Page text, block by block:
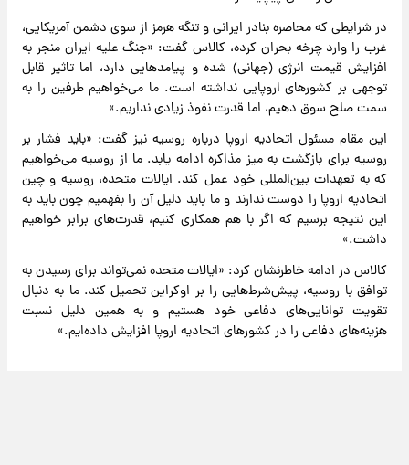
در شرایطی که محاصره بنادر ایرانی و تنگه هرمز از سوی دشمن آمریکایی،
غرب را وارد چرخه بحران کرده، کالاس گفت: «جنگ علیه ایران منجر به
افزایش قیمت انرژی (جهانی) شده و پیامدهایی دارد، اما تاثیر قابل
توجهی بر کشورهای اروپایی نداشته است. ما می‌خواهیم طرفین را به
سمت صلح سوق دهیم، اما قدرت نفوذ زیادی نداریم.»
این مقام مسئول اتحادیه اروپا درباره روسیه نیز گفت: «باید فشار بر
روسیه برای بازگشت به میز مذاکره ادامه یابد. ما از روسیه می‌خواهیم
که به تعهدات بین‌المللی خود عمل کند. ایالات متحده، روسیه و چین
اتحادیه اروپا را دوست ندارند و ما باید دلیل آن را بفهمیم چون باید به
این نتیجه برسیم که اگر با هم همکاری کنیم، قدرت‌های برابر خواهیم
داشت.»
کالاس در ادامه خاطرنشان کرد: «ایالات متحده نمی‌تواند برای رسیدن به
توافق با روسیه، پیش‌شرط‌هایی را بر اوکراین تحمیل کند. ما به دنبال
تقویت توانایی‌های دفاعی خود هستیم و به همین دلیل نسبت
هزینه‌های دفاعی را در کشورهای اتحادیه اروپا افزایش داده‌ایم.»